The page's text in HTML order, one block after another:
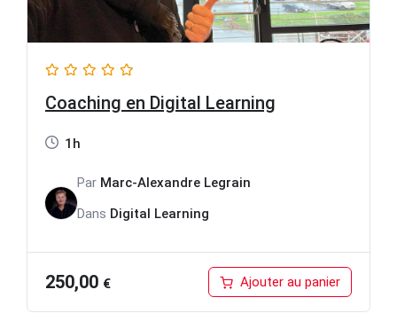
Coaching en Digital Learning
1h
Par Marc-Alexandre Legrain
Dans Digital Learning
250,00 € Ajouter au panier